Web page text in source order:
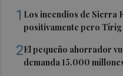
1 Los incendios de Sierra
positivamente pero Tírig
2El pequeño ahorrador
demanda 15.000